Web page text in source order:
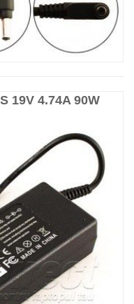
19V 4.74A 90W